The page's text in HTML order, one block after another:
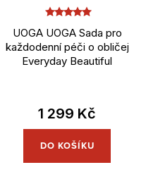
UOGA UOGA Sada pro
každodenní péči o obličej
Everyday Beautiful
1 299 Kč
DO KOŠÍKU